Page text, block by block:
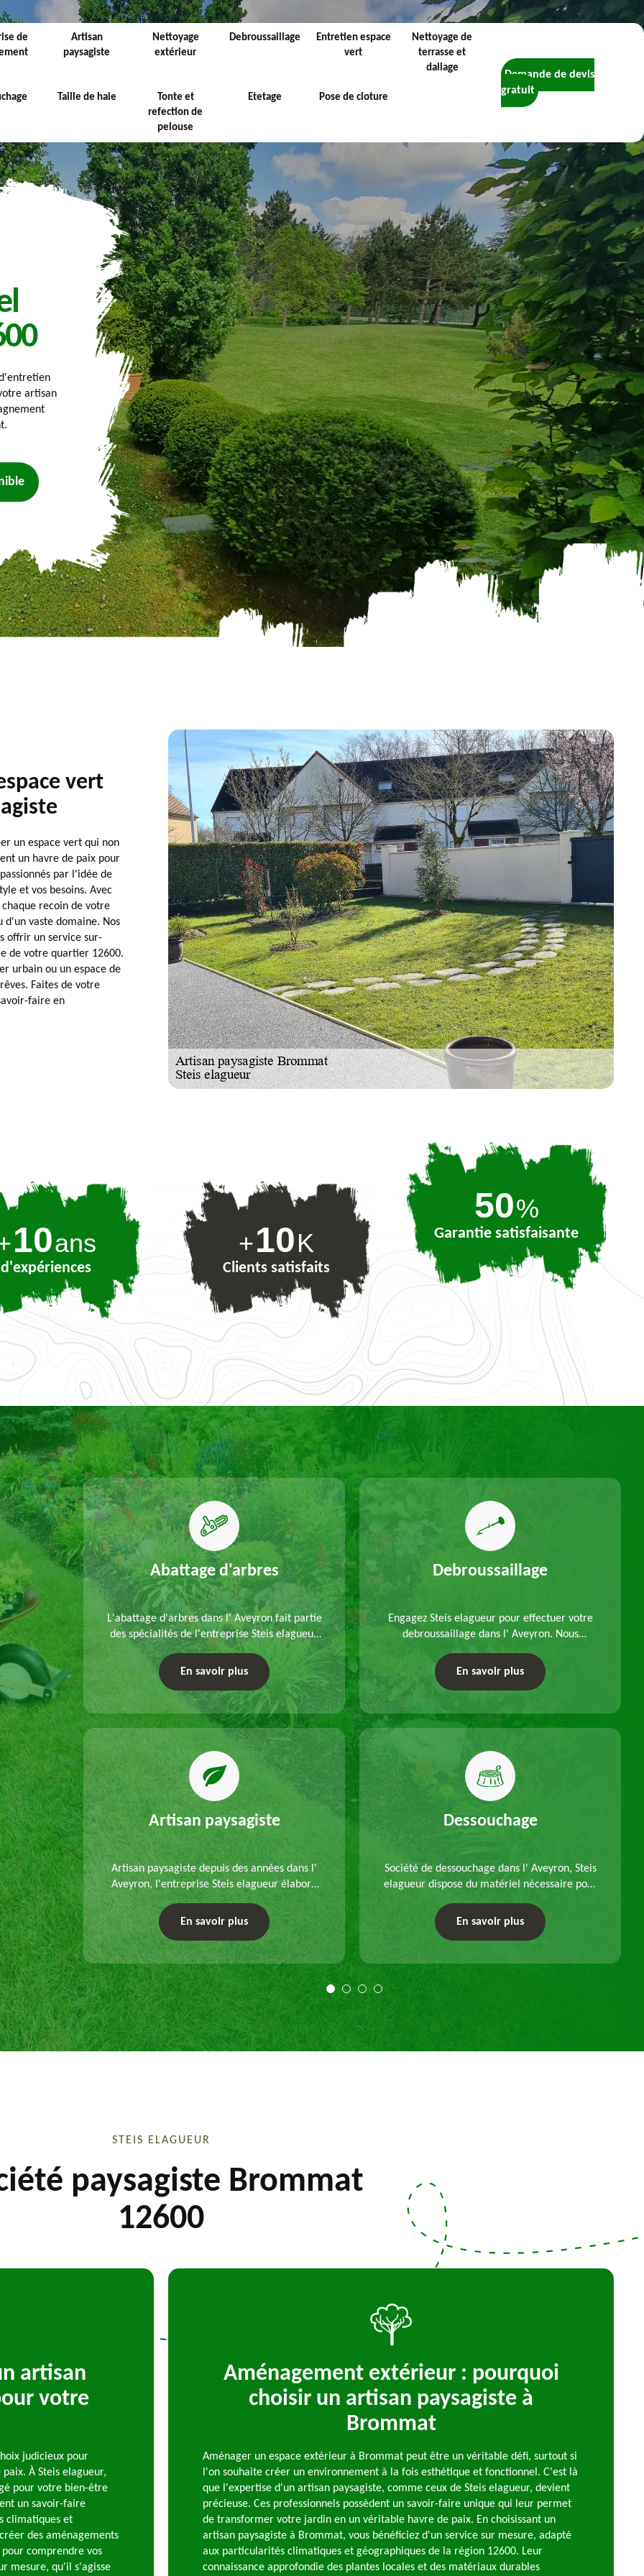
de
Artisan
paysagiste
Nettoyage
extérieur
Debroussaillage
Entretien espace
vert
Nettoyage de
terrasse et
dallage
Taille de haie
Tonte et
refection de
pelouse
Etetage Pose de cloture
Demande de devis
gratuit
artisan
vert
un espace vert qui non
un havre de paix pour
par l'idée de
et vos besoins. Avec
chaque recoin de votre
vaste domaine. Nos
offrir un service sur-
de votre quartier 12600.
urbain ou un espace de
Faites de votre
faire en
10ans
d'expériences
+10K
Clients satisfaits
74%
Garantie satisfaisante
de
que d'un
Abattage d'arbres
L'abattage d'arbres dans l' Aveyron fait partie
des spécialités de l'entreprise Steis elagueur.
Nous réalisons un abattage direct ou par
démontage, tenant compte des particularités
du site et des végétaux.
En savoir plus
Artisan paysagiste
Artisan paysagiste depuis des années dans l'
Aveyron, l'entreprise Steis elagueur élabore
chaque plan d'aménagement paysager et
exécute les travaux afférents. Devis gratuit et
En savoir plus
Debroussaillage
Engagez Steis elagueur pour effectuer votre
debroussaillage dans l' Aveyron. Nous
en fonction des caractéristiques du site.
Déplacements offerts.
En savoir plus
Dessouchage
Société de dessouchage dans l' Aveyron, Steis
elagueur dispose du matériel nécessaire pour
un dessouchage manuel ou mécanique.
Travail selon les règles de l'art.
En savoir plus
STEIS ELAGUEUR
paysagiste Brommat
12600
artisan
votre
judicieux pour
À Steis elagueur,
pour votre bien-être
un savoir-faire
climatiques et
des aménagements
comprendre vos
mesure, qu'il s'agisse
Aménagement extérieur : pourquoi
choisir un artisan paysagiste à
Brommat
Aménager un espace extérieur à Brommat peut être un véritable défi, surtout si
l'on souhaite créer un environnement à la fois esthétique et fonctionnel. C'est là
que l'expertise d'un artisan paysagiste, comme ceux de Steis elagueur, devient
précieuse. Ces professionnels possèdent un savoir-faire unique qui leur permet
de transformer votre jardin en un véritable havre de paix. En choisissant un
artisan paysagiste à Brommat, vous bénéficiez d'un service sur mesure, adapté
aux particularités climatiques et géographiques de la région 12600. Leur
connaissance approfondie des plantes locales et des matériaux durables